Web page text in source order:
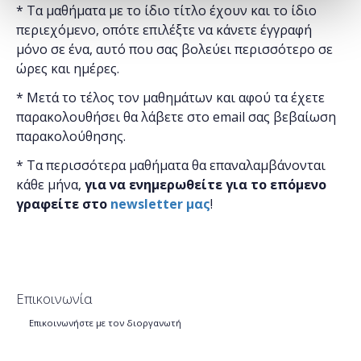
* Τα μαθήματα με το ίδιο τίτλο έχουν και το ίδιο
περιεχόμενο, οπότε επιλέξτε να κάνετε έγγραφή
μόνο σε ένα, αυτό που σας βολεύει περισσότερο σε
ώρες και ημέρες.
* Μετά το τέλος τον μαθημάτων και αφού τα έχετε
παρακολουθήσει θα λάβετε στο email σας βεβαίωση
παρακολούθησης.
* Τα περισσότερα μαθήματα θα επαναλαμβάνονται
κάθε μήνα, για να ενημερωθείτε για το επόμενο
γραφείτε στο newsletter μας!
Επικοινωνία
Επικοινωνήστε με τον διοργανωτή